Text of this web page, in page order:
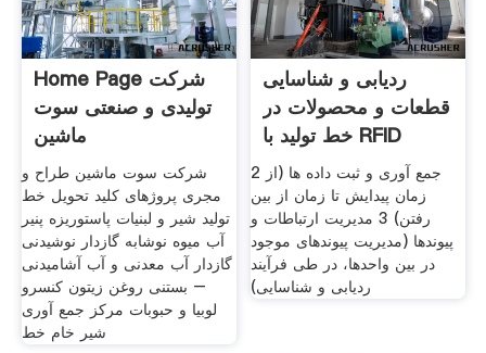
Home Page شرکت
تولیدی و صنعتی سوت
ماشین
شرکت سوت ماشین طراح و
مجری پروژهای کلید تحویل خط
تولید شیر و لبنیات پاستوریزه پنیر
آب میوه نوشابه گازدار نوشیدنی
گازدار آب معدنی و آب آشامیدنی
– بستنی روغن زیتون کنسرو
لوبیا و حبوبات مرکز جمع آوری
شیر خام خط
ردیابی و شناسایی
قطعات و محصولات در
خط تولید با RFID
2 جمع آوری و ثبت داده ها (از
زمان پیدایش تا زمان از بین
رفتن) 3 مدیریت ارتباطات و
پیوندها (مدیریت پیوندهای موجود
در بین واحدها، در طی فرآیند
ردیابی و شناسایی)